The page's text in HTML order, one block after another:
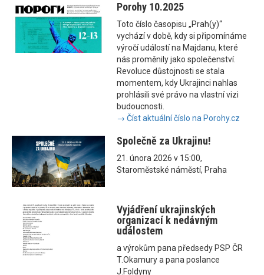
Porohy 10.2025
Toto číslo časopisu „Prah(y)“
vychází v době, kdy si připomínáme
výročí událostí na Majdanu, které
nás proměnily jako společenství.
Revoluce důstojnosti se stala
momentem, kdy Ukrajinci nahlas
prohlásili své právo na vlastní vizi
budoucnosti.
→ Číst aktuální číslo na Porohy.cz
Společně za Ukrajinu!
21. února 2026 v 15:00,
Staroměstské náměstí, Praha
Vyjádření ukrajinských
organizací k nedávným
událostem
a výrokům pana předsedy PSP ČR
T.Okamury a pana poslance
J.Foldyny